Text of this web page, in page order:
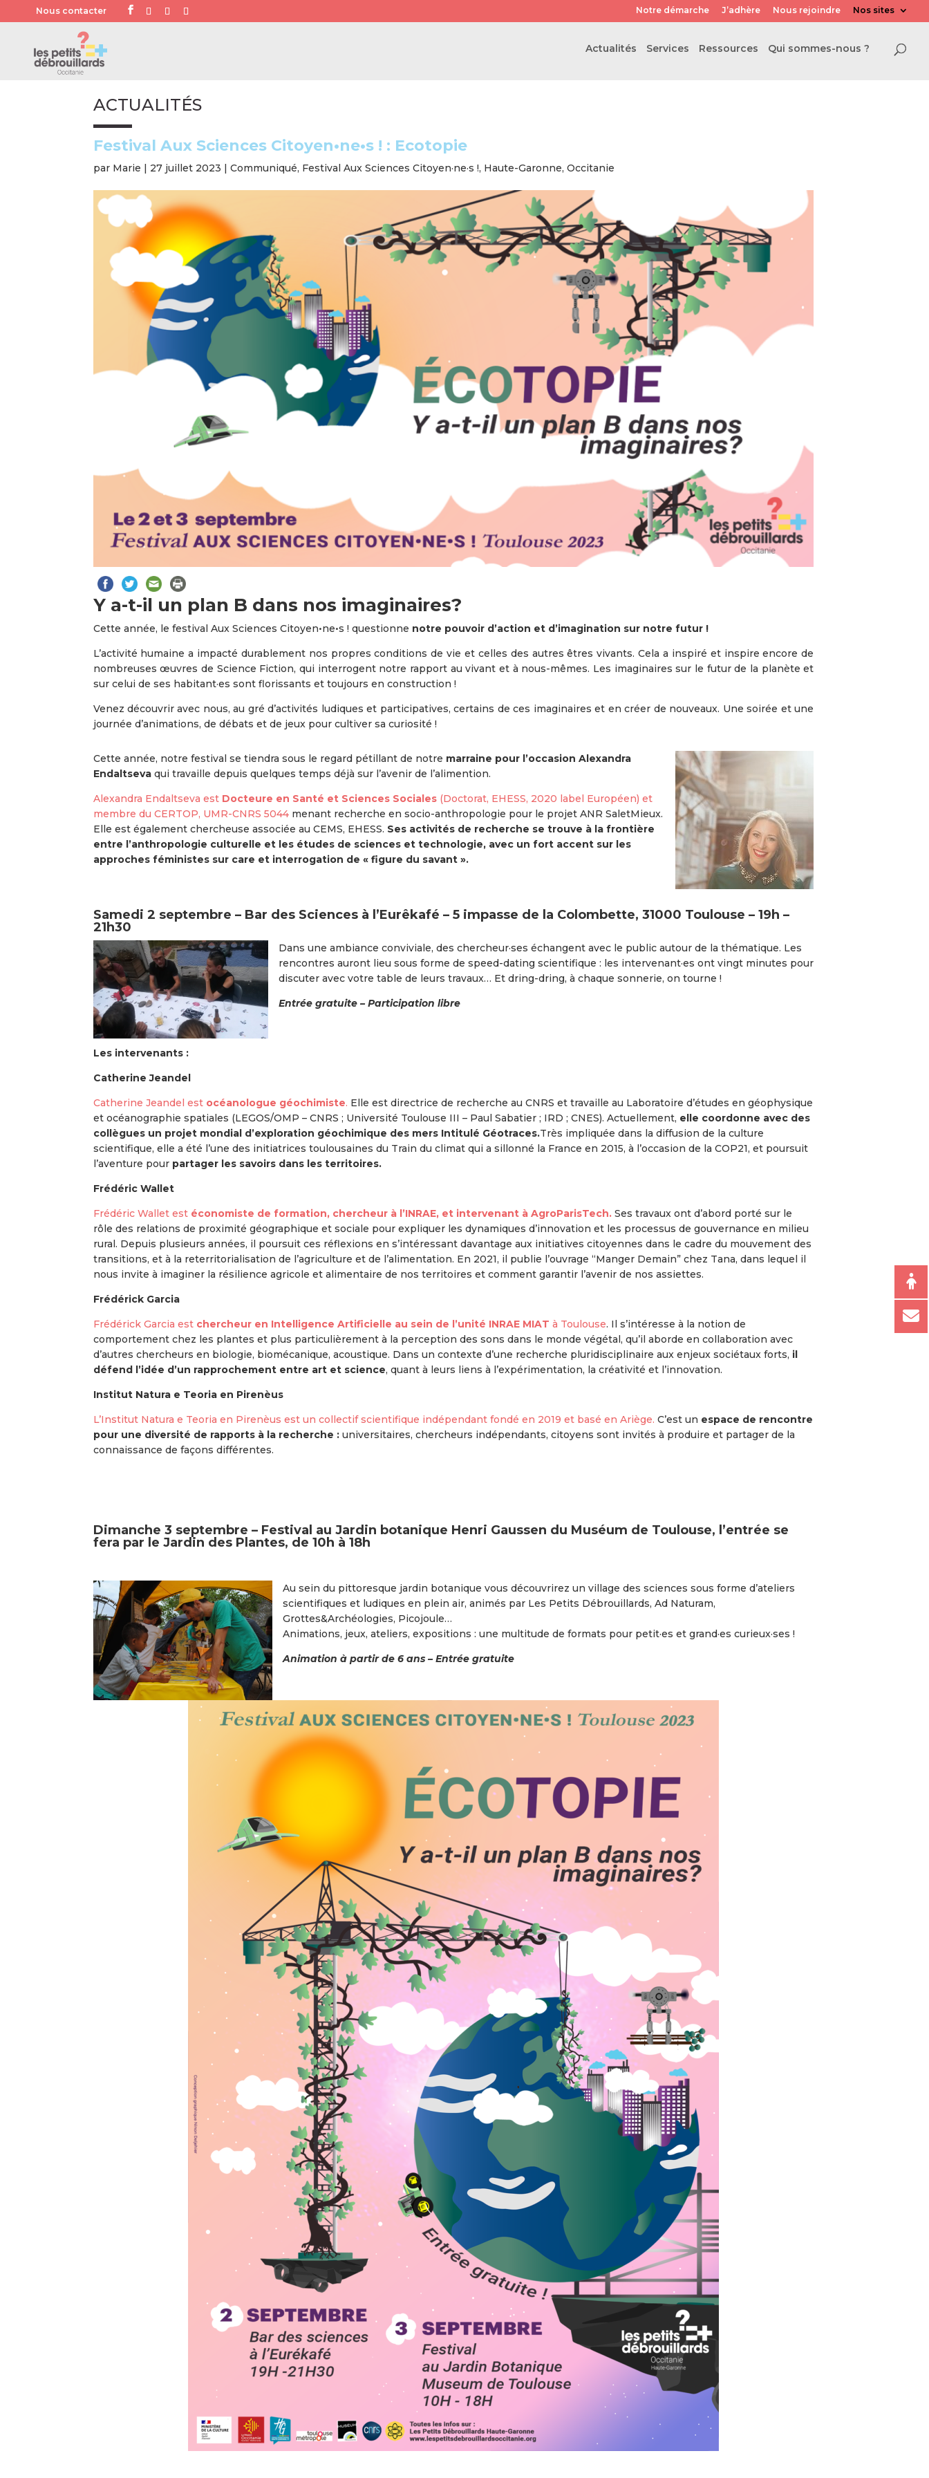
Nous contacter Notre démarche J’adhère Nous rejoindre Nos sites
Actualités Services Ressources Qui sommes-nous ?
ACTUALITÉS
Festival Aux Sciences Citoyen•ne•s ! : Ecotopie
par Marie | 27 juillet 2023 | Communiqué, Festival Aux Sciences Citoyen·ne·s !, Haute-Garonne, Occitanie
Y a-t-il un plan B dans nos imaginaires?
Cette année, le festival Aux Sciences Citoyen•ne•s ! questionne notre pouvoir d’action et d’imagination sur notre futur !
L’activité humaine a impacté durablement nos propres conditions de vie et celles des autres êtres vivants. Cela a inspiré et inspire encore de
nombreuses œuvres de Science Fiction, qui interrogent notre rapport au vivant et à nous-mêmes. Les imaginaires sur le futur de la planète et
sur celui de ses habitant·es sont florissants et toujours en construction !
Venez découvrir avec nous, au gré d’activités ludiques et participatives, certains de ces imaginaires et en créer de nouveaux. Une soirée et une
journée d’animations, de débats et de jeux pour cultiver sa curiosité !
Cette année, notre festival se tiendra sous le regard pétillant de notre marraine pour l’occasion Alexandra
Endaltsevaqui travaille depuis quelques temps déjà sur l’avenir de l’alimention.
Alexandra Endaltseva est Docteure en Santé et Sciences Sociales(Doctorat, EHESS, 2020 label Européen) et
membre du CERTOP, UMR-CNRS 5044menant recherche en socio-anthropologie pour le projet ANR SaletMieux.
Elle est également chercheuse associée au CEMS, EHESS. Ses activités de recherche se trouve à la frontière
entre l’anthropologie culturelle et les études de sciences et technologie, avec un fort accent sur les
approches féministes sur care et interrogation de « figure du savant ».
Samedi 2 septembre – Bar des Sciences à l’Eurêkafé – 5 impasse de la Colombette, 31000 Toulouse – 19h –
21h30
Dans une ambiance conviviale, des chercheur·ses échangent avec le public autour de la thématique. Les
rencontres auront lieu sous forme de speed-dating scientifique : les intervenant·es ont vingt minutes pour
discuter avec votre table de leurs travaux… Et dring-dring, à chaque sonnerie, on tourne !
Entrée gratuite – Participation libre
Les intervenants :
Catherine Jeandel
Catherine Jeandel est océanologue géochimiste. Elle est directrice de recherche au CNRS et travaille au Laboratoire d’études en géophysique
et océanographie spatiales (LEGOS/OMP – CNRS ; Université Toulouse III – Paul Sabatier ; IRD ; CNES). Actuellement, elle coordonne avec des
collègues un projet mondial d’exploration géochimique des mers Intitulé Géotraces.Très impliquée dans la diffusion de la culture
scientifique, elle a été l’une des initiatrices toulousaines du Train du climat qui a sillonné la France en 2015, à l’occasion de la COP21, et poursuit
l’aventure pour partager les savoirs dans les territoires.
Frédéric Wallet
Frédéric Wallet est économiste de formation, chercheur à l’INRAE, et intervenant à AgroParisTech. Ses travaux ont d’abord porté sur le
rôle des relations de proximité géographique et sociale pour expliquer les dynamiques d’innovation et les processus de gouvernance en milieu
rural. Depuis plusieurs années, il poursuit ces réflexions en s’intéressant davantage aux initiatives citoyennes dans le cadre du mouvement des
transitions, et à la reterritorialisation de l’agriculture et de l’alimentation. En 2021, il publie l’ouvrage “Manger Demain” chez Tana, dans lequel il
nous invite à imaginer la résilience agricole et alimentaire de nos territoires et comment garantir l’avenir de nos assiettes.
Frédérick Garcia
Frédérick Garcia est chercheur en Intelligence Artificielle au sein de l’unité INRAE MIAT à Toulouse. Il s’intéresse à la notion de
comportement chez les plantes et plus particulièrement à la perception des sons dans le monde végétal, qu’il aborde en collaboration avec
d’autres chercheurs en biologie, biomécanique, acoustique. Dans un contexte d’une recherche pluridisciplinaire aux enjeux sociétaux forts, il
défend l’idée d’un rapprochement entre art et science, quant à leurs liens à l’expérimentation, la créativité et l’innovation.
Institut Natura e Teoria en Pirenèus
L’Institut Natura e Teoria en Pirenèus est un collectif scientifique indépendant fondé en 2019 et basé en Ariège. C’est un espace de rencontre
pour une diversité de rapports à la recherche :universitaires, chercheurs indépendants, citoyens sont invités à produire et partager de la
connaissance de façons différentes.
Dimanche 3 septembre – Festival au Jardin botanique Henri Gaussen du Muséum de Toulouse, l’entrée se
fera par le Jardin des Plantes, de 10h à 18h
Au sein du pittoresque jardin botanique vous découvrirez un village des sciences sous forme d’ateliers
scientifiques et ludiques en plein air, animés par Les Petits Débrouillards, Ad Naturam,
Grottes&Archéologies, Picojoule…
Animations, jeux, ateliers, expositions : une multitude de formats pour petit·es et grand·es curieux·ses !
Animation à partir de 6 ans – Entrée gratuite